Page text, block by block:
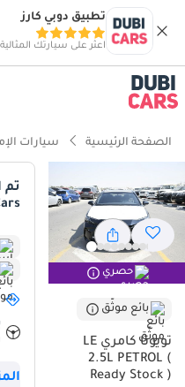
تطبيق دوبي كارز
اعثر على سيارتك
الصفحة الرئيسية سيارات
حصري
بائع موثّق
تويوتا كامري LE
2.5L PETROL (
Ready Stock )
تم